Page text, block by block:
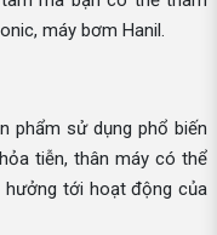
máy bơm Hanil.
phẩm sử dụng phổ biến
tiễn, thân máy có thể
tới hoạt động của